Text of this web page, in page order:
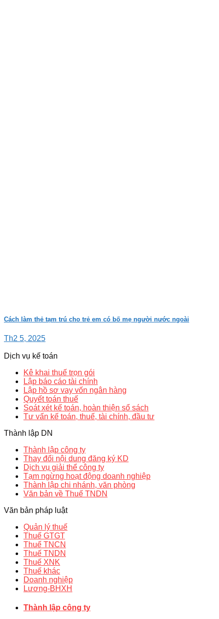
Cách làm thẻ tạm trú cho trẻ em có bố mẹ người nước ngoài
Th2 5, 2025
Dịch vụ kế toán
Kê khai thuế trọn gói
Lập báo cáo tài chính
Lập hồ sơ vay vốn ngân hàng
Quyết toán thuế
Soát xét kế toán, hoàn thiện sổ sách
Tư vấn kế toán, thuế, tài chính, đầu tư
Thành lập DN
Thành lập công ty
Thay đổi nội dung đăng ký KD
Dịch vụ giải thể công ty
Tạm ngừng hoạt động doanh nghiệp
Thành lập chi nhánh, văn phòng
Văn bản về Thuế TNDN
Văn bản pháp luật
Quản lý thuế
Thuế GTGT
Thuế TNCN
Thuế TNDN
Thuế XNK
Thuế khác
Doanh nghiệp
Lương-BHXH
Thành lập công ty